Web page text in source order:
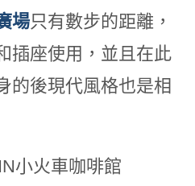
場只有數步的距離，
插座使用，並且在此
的後現代風格也是相
小火車咖啡館